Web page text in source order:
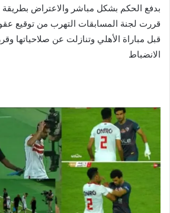
قررت لجنة المسابقات التهرب من توقيع
قبل مباراة الأهلي وتنازلت عن صلاحياتها
الانضباط